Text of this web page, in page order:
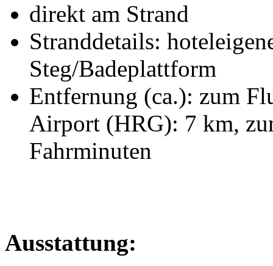
direkt am Strand
Stranddetails:
Steg/Badeplattform
Entfernung (ca.): zum
Airport (HRG): 7 km,
Fahrminuten
Ausstattung: